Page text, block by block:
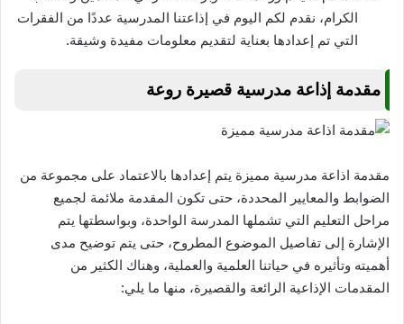
الكرام، نقدم لكم اليوم في إذاعتنا المدرسية عددًا من الفقرات
التي تم إعدادها بعناية لتقديم معلومات مفيدة وشيقة.
مقدمة إذاعة مدرسية قصيرة روعة
مقدمة اذاعة مدرسية مميزة يتم إعدادها بالاعتماد على مجموعة من
الضوابط والمعايير المحددة، حتى تكون المقدمة ملائمة لجميع
مراحل التعليم التي تشملها المدرسة الواحدة، وبواسطتها يتم
الإشارة إلى تفاصيل الموضوع المطروح، حتى يتم توضيح مدى
أهميته وتأثيره في حياتنا العلمية والعملية، وهناك الكثير من
المقدمات الإذاعية الرائعة والقصيرة، منها ما يلي: